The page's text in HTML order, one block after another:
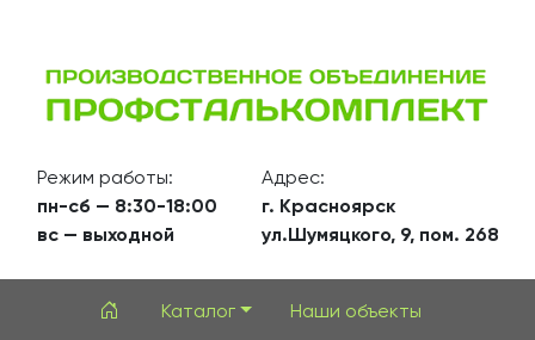
Режим работы:
пн-сб — 8:30-18:00
вс — выходной
Адрес:
г. Красноярск
ул.Шумяцкого, 9, пом. 268
Каталог Наши объекты